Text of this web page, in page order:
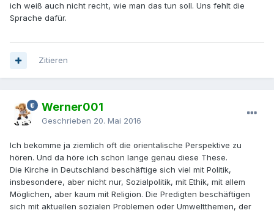
ich weiß auch nicht recht, wie man das tun soll. Uns fehlt die
Sprache dafür.
Zitieren
Werner001
Geschrieben 20. Mai 2016
Ich bekomme ja ziemlich oft die orientalische Perspektive zu
hören. Und da höre ich schon lange genau diese These.
Die Kirche in Deutschland beschäftige sich viel mit Politik,
insbesondere, aber nicht nur, Sozialpolitik, mit Ethik, mit allem
Möglichen, aber kaum mit Religion. Die Predigten beschäftigen
sich mit aktuellen sozialen Problemen oder Umweltthemen, der